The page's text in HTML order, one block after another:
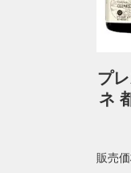
プ
ネ
販売